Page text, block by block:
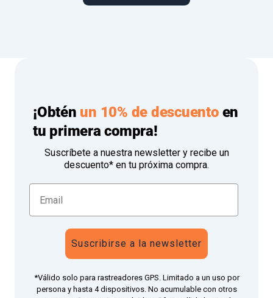
¡Obtén un 10% de descuentoen
tu primera compra!
Suscríbete a nuestra newsletter y recibe un
descuento* en tu próxima compra.
Suscribirse a la newsletter
*Válido solo para rastreadores GPS. Limitado a un uso por
persona y hasta 4 dispositivos. No acumulable con otros